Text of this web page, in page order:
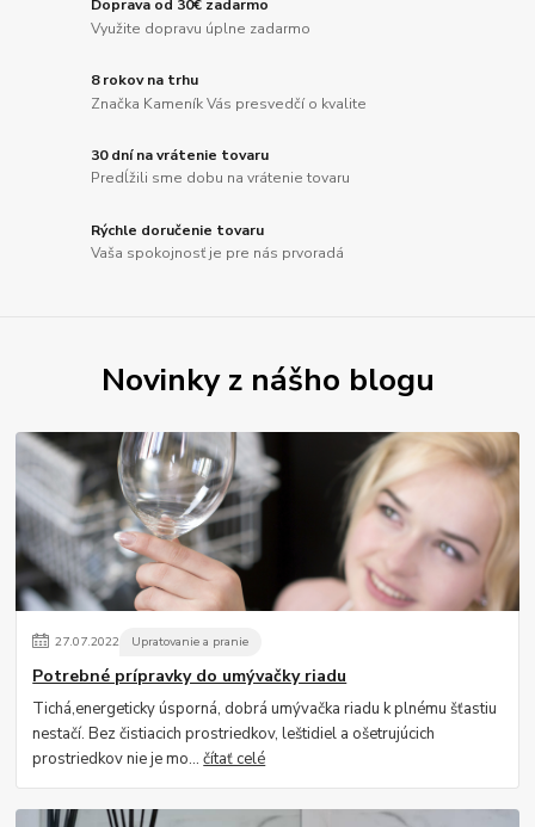
Doprava od 30€ zadarmo
Využite dopravu úplne zadarmo
8 rokov na trhu
Značka Kameník Vás presvedčí o kvalite
30 dní na vrátenie tovaru
Predĺžili sme dobu na vrátenie tovaru
Rýchle doručenie tovaru
Vaša spokojnosť je pre nás prvoradá
Novinky z nášho blogu
27.07.2022 Upratovanie a pranie
Potrebné prípravky do umývačky riadu
Tichá,energeticky úsporná, dobrá umývačka riadu k plnému šťastiu
nestačí. Bez čistiacich prostriedkov, leštidiel a ošetrujúcich
prostriedkov nie je mo...čítať celé